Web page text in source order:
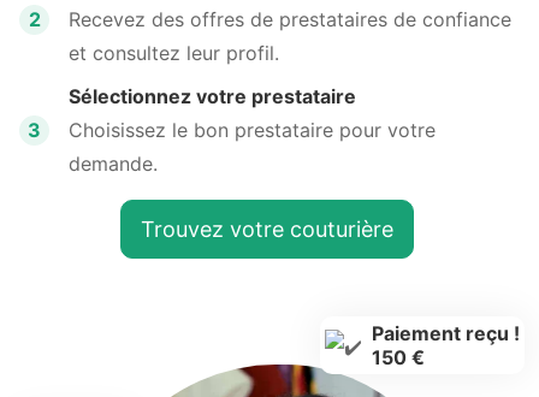
2
Recevez des offres de prestataires de confiance
et consultez leur profil.
3
Sélectionnez votre prestataire
Choisissez le bon prestataire pour votre
demande.
Trouvez votre couturière
Paiement reçu !
150 €